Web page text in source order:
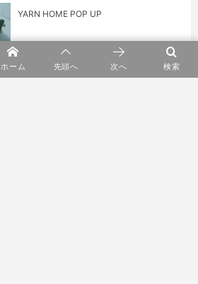
YARN HOME POP UP
検索
ホーム 先頭へ 次へ